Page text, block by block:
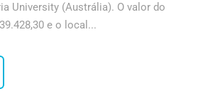
University (Austrália). O valor do
e o local...